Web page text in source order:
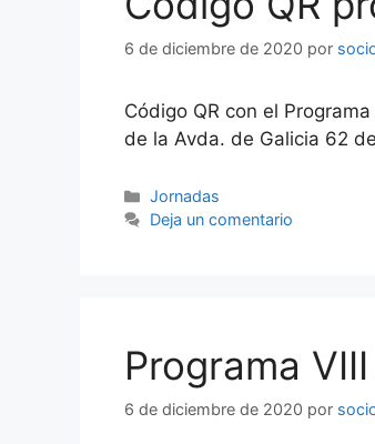
6 de diciembre de 2020 por
Código QR con el
de la Avda. de Galicia 62
Categorías
Jornadas
Deja un comentario
Programa
6 de diciembre de 2020 por